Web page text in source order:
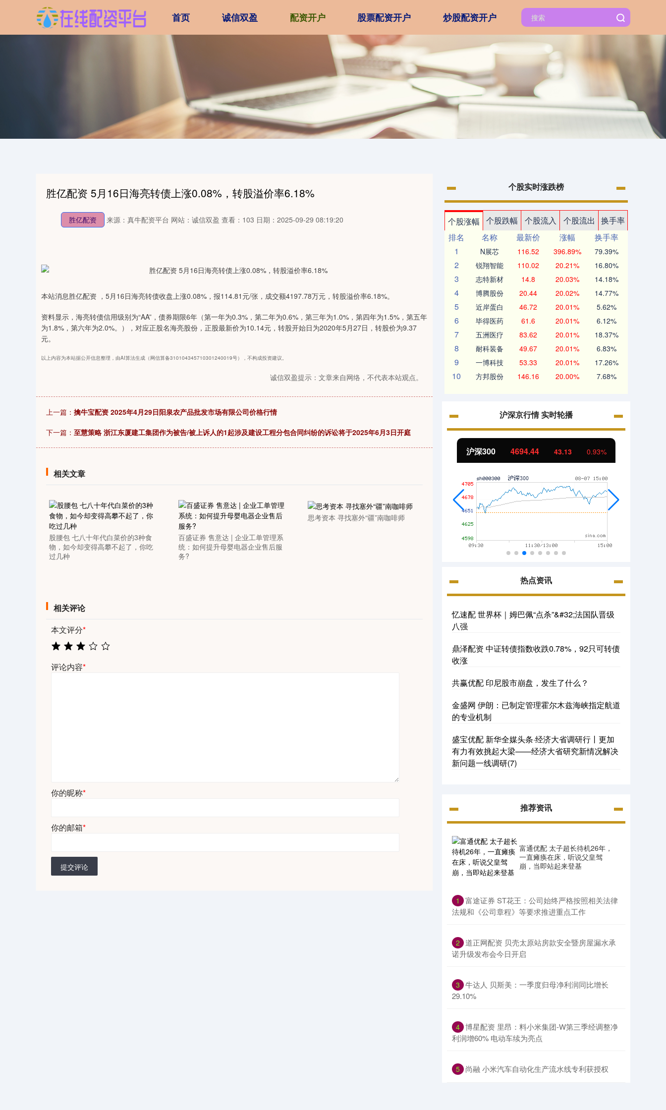
首页 诚信双盈 配资开户 股票配资开户 炒股配资开户
胜亿配资 5月16日海亮转债上涨0.08%，转股溢价率6.18%
胜亿配资 来源：真牛配资平台 网站：诚信双盈 查看：103 日期：2025-09-29 08:19:20
本站消息胜亿配资 ，5月16日海亮转债收盘上涨0.08%，报114.81元/张，成交额4197.78万元，转股溢价率6.18%。
资料显示，海亮转债信用级别为“AA”，债券期限6年（第一年为0.3%，第二年为0.6%，第三年为1.0%，第四年为1.5%，第五年
为1.8%，第六年为2.0%。），对应正股名海亮股份，正股最新价为10.14元，转股开始日为2020年5月27日，转股价为9.37
元。
以上内容为本站据公开信息整理，由AI算法生成（网信算备310104345710301240019号），不构成投资建议。
诚信双盈提示：文章来自网络，不代表本站观点。
上一篇： 擒牛宝配资 2025年4月29日阳泉农产品批发市场有限公司价格行情
下一篇： 至慧策略 浙江东厦建工集团作为被告/被上诉人的1起涉及建设工程分包合同纠纷的诉讼将于2025年6月3日开庭
相关文章
股腰包 七八十年代白菜价的3种食
物，如今却变得高攀不起了，你吃
过几种
百盛证券 售意达 | 企业工单管理系
统：如何提升母婴电器企业售后服
务?
思考资本 寻找塞外“疆”南咖啡师
相关评论
本文评分*
评论内容*
你的昵称*
你的邮箱*
提交评论
个股实时涨跌榜
个股涨幅 个股跌幅 个股流入 个股流出
换手率
排名
名称 最新价 涨幅
换手率
1
N展芯 116.52 396.89% 79.39%
2 锐翔智能 110.02 20.21% 16.80%
3 志特新材 14.8 20.03% 14.18%
4 博腾股份 20.44 20.02% 14.77%
5 近岸蛋白 46.72 20.01% 5.62%
6 毕得医药 61.6 20.01% 6.12%
7 五洲医疗 83.62 20.01% 18.37%
8 耐科装备 49.67 20.01% 6.83%
9 一博科技 53.33 20.01% 17.26%
10 方邦股份 146.16 20.00% 7.68%
沪深京行情 实时轮播
上证指数 3940.04 深证成指 14311.01 沪深300 4694.44 43.13 0.93%
热点资讯
忆速配 世界杯｜姆巴佩“点杀”&#32;法国队晋级
八强
鼎泽配资 中证转债指数收跌0.78%，92只可转债
收涨
共赢优配 印尼股市崩盘，发生了什么？
金盛网 伊朗：已制定管理霍尔木兹海峡指定航道
的专业机制
盛宝优配 新华全媒头条·经济大省调研行丨更加
有力有效挑起大梁——经济大省研究新情况解决
新问题一线调研(7)
推荐资讯
富通优配 太子超长待机26年，
一直瘫痪在床，听说父皇驾
崩，当即站起来登基
1
​富途证券 ST花王：公司始终严格按照相关法律
法规和《公司章程》等要求推进重点工作
2 ​道正网配资 贝壳太原站房款安全暨房屋漏水承
诺升级发布会今日开启
3 ​牛达人 贝斯美：一季度归母净利润同比增长
29.10%
4 ​博星配资 里昂：料小米集团-W第三季经调整净
利润增60% 电动车续为亮点
5 ​尚融 小米汽车自动化生产流水线专利获授权